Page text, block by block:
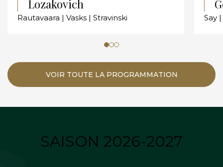
Lozakovich
Rautavaara | Vasks | Stravinski Say
VOIR TOUTE LA PROGRAMMATION
SAISON 2026-2027